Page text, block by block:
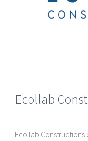
Ecollab
Ecollab